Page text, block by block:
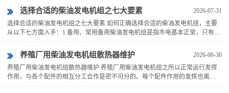
2026-07-31
选择合适的柴油发电机组之七大要素
选择合适的柴油发电机组之七大要素 如何正确选择合适的柴油发电机组，主要
从以下七方面入手：1.备用、常用备用柴油发电机组是指市电基本正常，只有偶
尔停电时做临时发电使用。使用频率不高、使用时间短、机械损...
2026-06-30
养殖厂用柴油发电机组散热器维护
养殖厂用柴油发电机组散热器维护 养殖厂用柴油发电机组之所以正常运行发挥
作用，与各个配件的相互分工合作是密不可分的。每个配件作用的发挥也离不
开我们日常的维护和保养。1、养殖厂用柴油发电机散热器养护的主...